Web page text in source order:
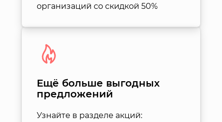
организаций со скидкой 50%
Ещё больше выгодных
предложений
Узнайте в разделе акций: